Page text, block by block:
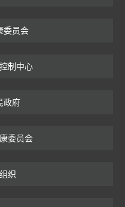
委员会
制中心
政府
委员会
织